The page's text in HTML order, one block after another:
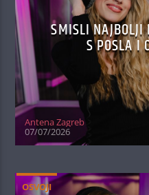
SMISLI NAJBOLJI
S POSLA I
Antena Zagreb
07/07/2026
OSVOJI